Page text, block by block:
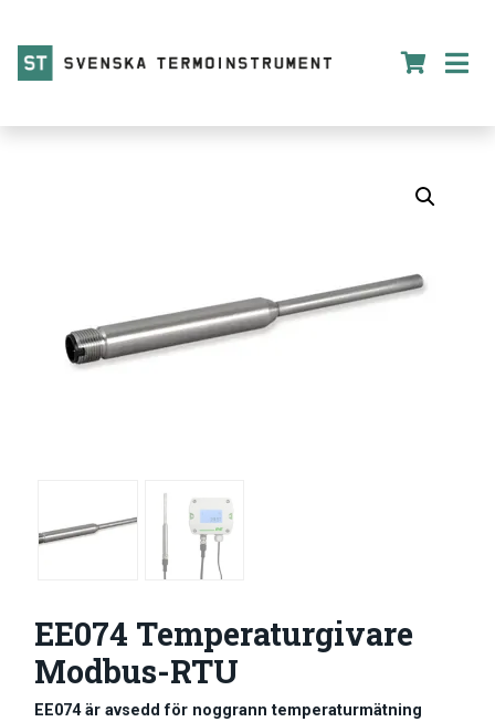
EE074 Temperaturgivare
Modbus-RTU
EE074 är avsedd för noggrann temperaturmätning